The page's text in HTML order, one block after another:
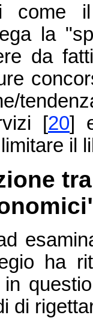
come
la
da
[20]
il
ha
di